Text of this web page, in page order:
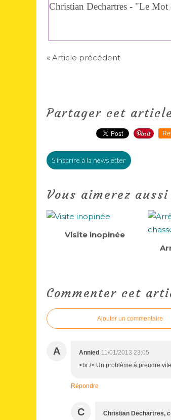
Christian Dechartres - "Le Mot
« Article précédent
Partager cet article
S'inscrire à la newsletter
Vous aimerez
Visite inopinée
Commenter cet
Ajouter un commentaire
A Annied 11/01/2013 23:05
<br /> Un problème à prendre
Répondre
C Christian Dechartres,